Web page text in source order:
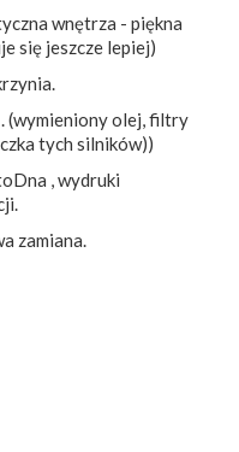
wnętrza - piękna
się jeszcze lepiej)
(wymieniony olej, filtry
tych silników))
, wydruki
zamiana.